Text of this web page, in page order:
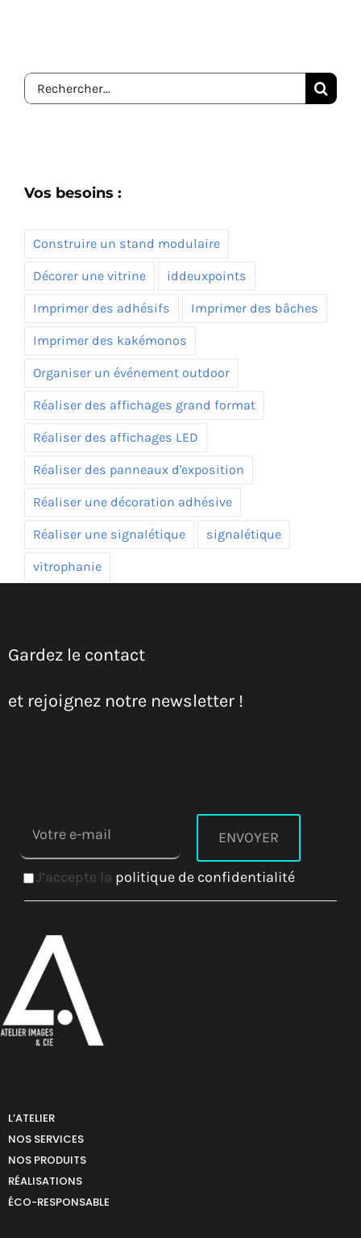
Rechercher:
Vos besoins :
Construire un stand modulaire
Décorer une vitrine iddeuxpoints
Imprimer des adhésifs Imprimer des bâches
Imprimer des kakémonos
Organiser un événement outdoor
Réaliser des affichages grand format
Réaliser des affichages LED
Réaliser des panneaux d'exposition
Réaliser une décoration adhésive
Réaliser une signalétique signalétique
vitrophanie
Gardez le contact
et rejoignez notre newsletter !
J’accepte la politique de confidentialité
L’ATELIER
NOS SERVICES
NOS PRODUITS
RÉALISATIONS
ÉCO-RESPONSABLE